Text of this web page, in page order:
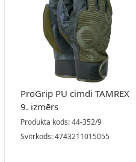
ProGrip PU cimdi TAMREX
9. izmērs
Produkta kods: 44-352/9
Svītrkods: 4743211015055